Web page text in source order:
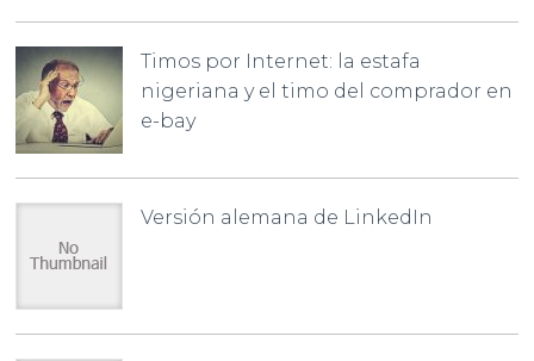
Timos por Internet: la estafa
nigeriana y el timo del comprador en
e-bay
Versión alemana de LinkedIn